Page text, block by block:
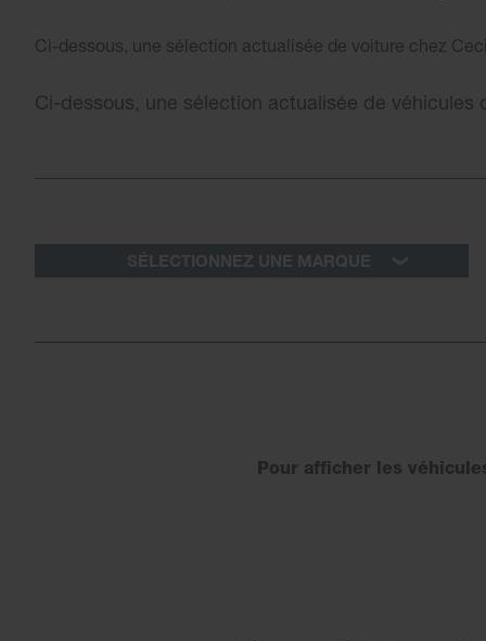
Ci-dessous, une sélection actualisée de voiture chez
Ci-dessous, une sélection actualisée de
Pour afficher les